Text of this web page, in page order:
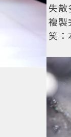
失散
複製
笑：